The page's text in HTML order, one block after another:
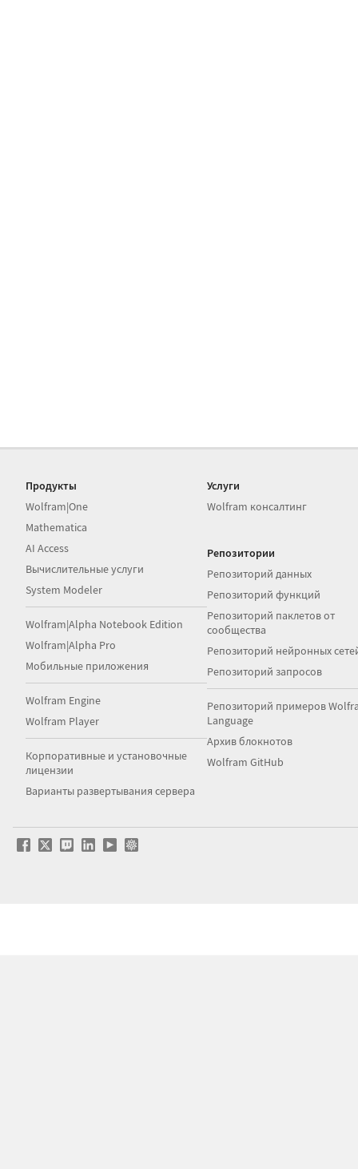
Продукты
Wolfram|One
Mathematica
AI Access
Вычислительные услуги
System Modeler
Wolfram|Alpha Notebook Edition
Wolfram|Alpha Pro
Мобильные приложения
Wolfram Engine
Wolfram Player
Корпоративные и установочные
лицензии
Варианты развертывания сервера
Услуги
Wolfram консалтинг
Репозитории
Репозиторий данных
Репозиторий функций
Репозиторий паклетов от
сообщества
Репозиторий нейронных
Репозиторий запросов
Репозиторий примеров
Language
Архив блокнотов
Wolfram GitHub